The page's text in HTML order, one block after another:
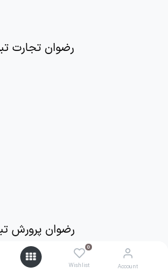
0
Wishlist Account
0
Wishlist Account
رضوان تجارت
رضوان پرورش